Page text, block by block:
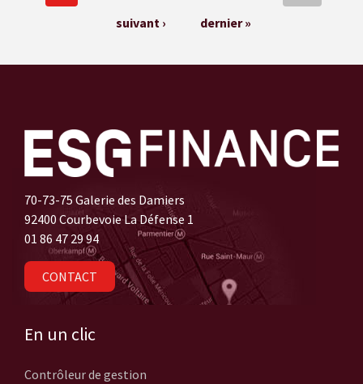
suivant ›
dernier »
70-73-75 Galerie des Damiers
92400 Courbevoie La Défense 1
01 86 47 29 94
CONTACT
En un clic
Contrôleur de gestion